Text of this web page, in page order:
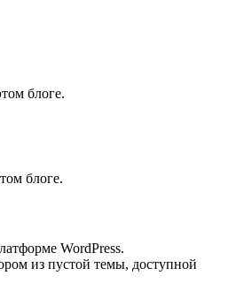
блоге.
блоге.
WordPress.
из пустой темы, доступной